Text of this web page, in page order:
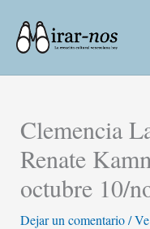
contenido
Clemencia
Renate
octubre 10/
Dejar un comentario /Ve